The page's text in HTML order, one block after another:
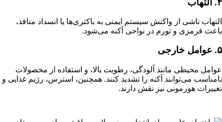
التهاب ناشی از واکنش سیستم ایمنی به باکتری‌ها یا انسداد منافذ،
باعث قرمزی و تورم در نواحی آکنه می‌شود.
۵. عوامل خارجی
عوامل محیطی مانند آلودگی، رطوبت بالا، و استفاده از محصولات
نامناسب می‌توانند آکنه را تشدید کنند. همچنین، استرس، رژیم غذایی و
تغییرات هورمونی نیز نقش دارند.